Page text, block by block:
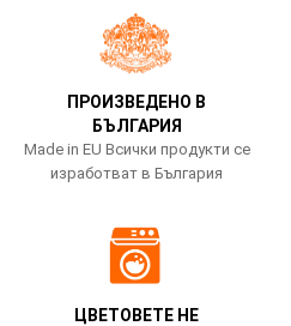
ПРОИЗВЕДЕНО В
БЪЛГАРИЯ
Made in EU Всички продукти се
изработват в България
ЦВЕТОВЕТЕ НЕ